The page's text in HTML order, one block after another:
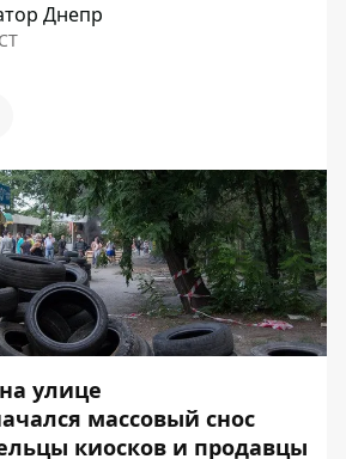
Днепр
на улице
массовый снос
киосков и продавцы